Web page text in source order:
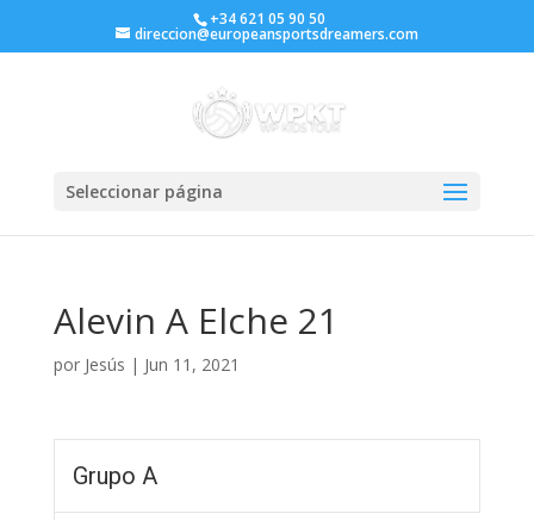
+34 621 05 90 50
direccion@europeansportsdreamers.com
Seleccionar página
Alevin A Elche 21
por Jesús | Jun 11, 2021
Grupo A